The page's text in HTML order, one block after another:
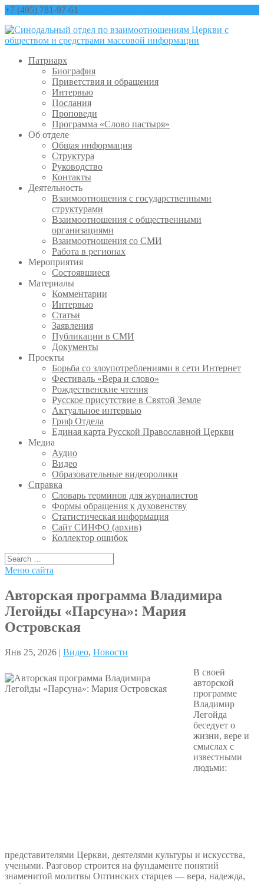
+7 (495) 781-97-61
Патриарх
Биография
Приветствия и обращения
Интервью
Послания
Проповеди
Программа «Слово пастыря»
Об отделе
Общая информация
Структура
Руководство
Контакты
Деятельность
Взаимоотношения с государственными
структурами
Взаимоотношения с общественными
организациями
Взаимоотношения со СМИ
Работа в регионах
Мероприятия
Состоявшиеся
Материалы
Комментарии
Интервью
Статьи
Заявления
Публикации в СМИ
Документы
Проекты
Борьба со злоупотреблениями в сети Интернет
Фестиваль «Вера и слово»
Рождественские чтения
Русское присутствие в Святой Земле
Актуальное интервью
Гриф Отдела
Единая карта Русской Православной Церкви
Медиа
Аудио
Видео
Образовательные видеоролики
Справка
Словарь терминов для журналистов
Формы обращения к духовенству
Статистическая информация
Сайт СИНФО (архив)
Коллектор ошибок
Меню сайта
Авторская программа Владимира
Легойды «Парсуна»: Мария
Островская
Янв 25, 2026 | Видео, Новости
В своей
авторской
программе
Владимир
Легойда
беседует о
жизни, вере и
смыслах с
известными
людьми:
представителями Церкви, деятелями культуры и искусства,
учеными. Разговор строится на фундаменте понятий
знаменитой молитвы Оптинских старцев — вера, надежда,